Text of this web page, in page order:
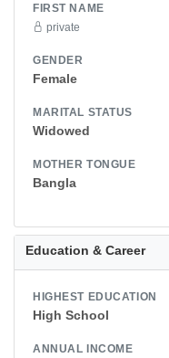
FIRST NAME
private
GENDER
Female
MARITAL STATUS
Widowed
MOTHER TONGUE
Bangla
Education & Career
HIGHEST EDUCATION
High School
ANNUAL INCOME